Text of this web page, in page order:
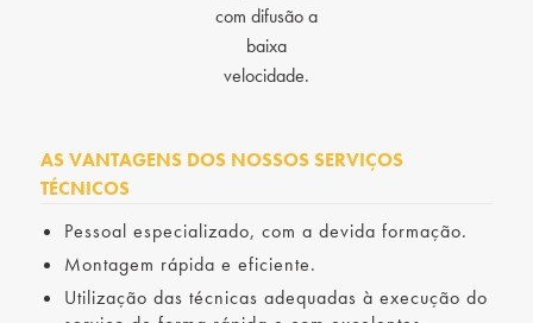
com difusão a
baixa
velocidade.
AS VANTAGENS DOS NOSSOS SERVIÇOS
TÉCNICOS
Pessoal especializado, com a devida formação.
Montagem rápida e eficiente.
Utilização das técnicas adequadas à execução do